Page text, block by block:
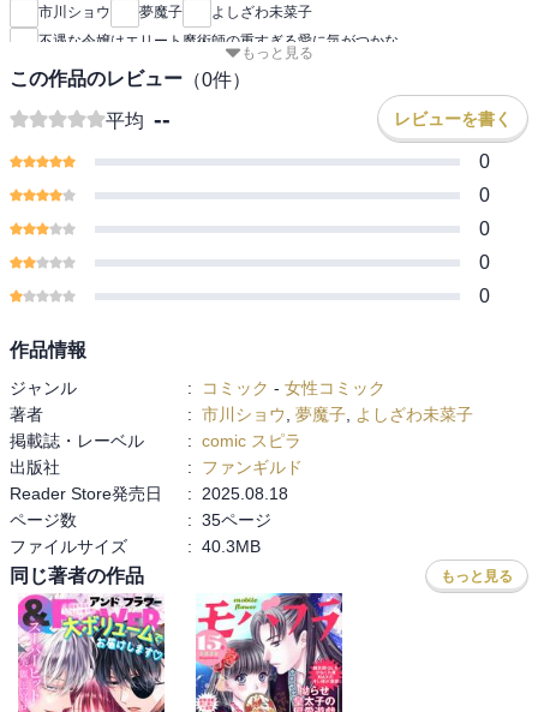
市川ショウ 夢魔子
よしざわ未菜子
不遇な令嬢はエリート魔術師の重すぎる愛に気がつかな
もっと見る
この作品のレビュー （0件）
平均 -- レビューを書く
0
0
0
0
0
作品情報
ジャンル : コミック - 女性コミック
著者
: 市川ショウ 夢魔子
よしざわ未菜子
掲載誌・レーベル
: comic スピラ
出版社
:
ファンギルド
Reader Store発売日
:
2025.08.18
ページ数
: 35ページ
ファイルサイズ
: 40.3MB
同じ著者の作品 もっと見る